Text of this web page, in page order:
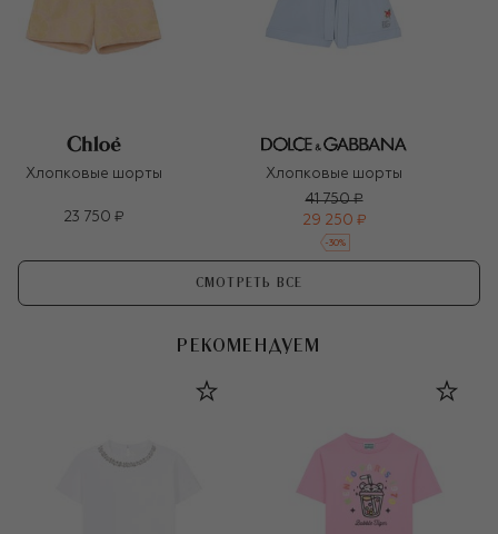
Хлопковые шорты
23 750 ₽
Хлопковые шорты
41 750 ₽
29 250 ₽
-30%
СМОТРЕТЬ ВСЕ
РЕКОМЕНДУЕМ